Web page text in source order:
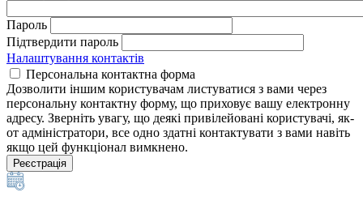
Пароль
Підтвердити пароль
Налаштування контактів
Персональна контактна форма
Дозволити іншим користувачам листуватися з вами через
персональну контактну форму, що приховує вашу електронну
адресу. Зверніть увагу, що деякі привілейовані користувачі, як-
от адміністратори, все одно здатні контактувати з вами навіть
якщо цей функціонал вимкнено.
Реєстрація